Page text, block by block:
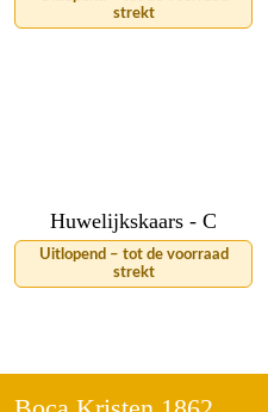
strekt
Huwelijkskaars - C
Uitlopend – tot de voorraad
strekt